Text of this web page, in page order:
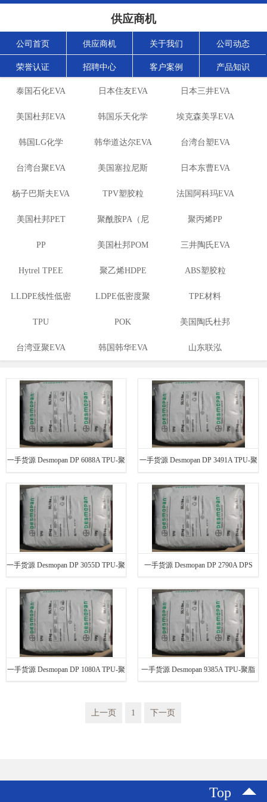
供应商机
公司首页 供应商机 关于我们 公司动态
荣誉认证 招聘中心 客户案例 产品知识
泰国石化EVA 日本住友EVA 日本三井EVA
美国杜邦EVA 韩国乐天化学
EVA
埃克森美孚EVA
韩国LG化学
EVA
韩华道达尔EVA 台湾台塑EVA
台湾台聚EVA 美国塞拉尼斯
EVA
日本东曹EVA
杨子巴斯夫EVA TPV塑胶粒 法国阿科玛EVA
美国杜邦PET 聚酰胺PA（尼
龙）系列：
聚丙烯PP
PP 美国杜邦POM 三井陶氏EVA
Hytrel TPEE 聚乙烯HDPE ABS塑胶粒
LLDPE线性低密
度聚乙烯
LDPE低密度聚
乙烯
TPE材料
TPU POK 美国陶氏杜邦
EVA
台湾亚聚EVA 韩国韩华EVA 山东联泓
一手货源 Desmopan DP 6088A TPU-聚
脂 德国拜耳
一手货源 Desmopan DP 3491A TPU-聚
脂 德国拜耳
一手货源 Desmopan DP 3055D TPU-聚
脂 德国拜耳
一手货源 Desmopan DP 2790A DPS
045 TPU-聚脂 德国拜耳
一手货源 Desmopan DP 1080A TPU-聚 一手货源 Desmopan 9385A TPU-聚脂
上一页 1 下一页
Top